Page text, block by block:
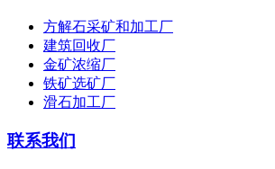
方解石采矿和加工厂
建筑回收厂
金矿浓缩厂
铁矿选矿厂
滑石加工厂
联系我们